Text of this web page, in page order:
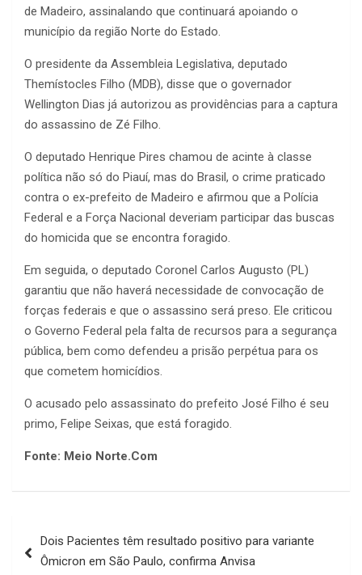
de Madeiro, assinalando que continuará apoiando o
município da região Norte do Estado.
O presidente da Assembleia Legislativa, deputado
Themístocles Filho (MDB), disse que o governador
Wellington Dias já autorizou as providências para a captura
do assassino de Zé Filho.
O deputado Henrique Pires chamou de acinte à classe
política não só do Piauí, mas do Brasil, o crime praticado
contra o ex-prefeito de Madeiro e afirmou que a Polícia
Federal e a Força Nacional deveriam participar das buscas
do homicida que se encontra foragido.
Em seguida, o deputado Coronel Carlos Augusto (PL)
garantiu que não haverá necessidade de convocação de
forças federais e que o assassino será preso. Ele criticou
o Governo Federal pela falta de recursos para a segurança
pública, bem como defendeu a prisão perpétua para os
que cometem homicídios.
O acusado pelo assassinato do prefeito José Filho é seu
primo, Felipe Seixas, que está foragido.
Fonte: Meio Norte.Com
de
Dois Pacientes têm resultado positivo para variante
Ômicron em São Paulo, confirma Anvisa